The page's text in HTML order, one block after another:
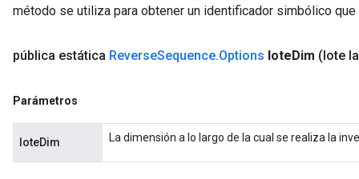
método se utiliza para obtener un identificador simbólico
pública estática ReverseSequence.Options loteDim (lote
Parámetros
loteDim La dimensión a lo largo de la cual se realiza la